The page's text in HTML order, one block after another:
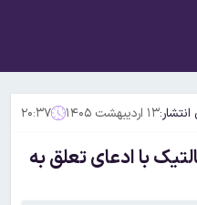
انتشار:۱۳ اردیبهشت ۱۴۰۵ ۲۰:۳۷
با ادعای تعلق به